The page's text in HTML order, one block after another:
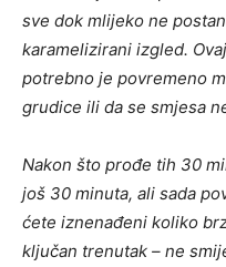
sve dok mlijeko ne
karamelizirani izgled.
potrebno je povremeno
grudice ili da se smjesa
Nakon što prođe tih 30
još 30 minuta, ali sada
ćete iznenađeni koliko
ključan trenutak – ne